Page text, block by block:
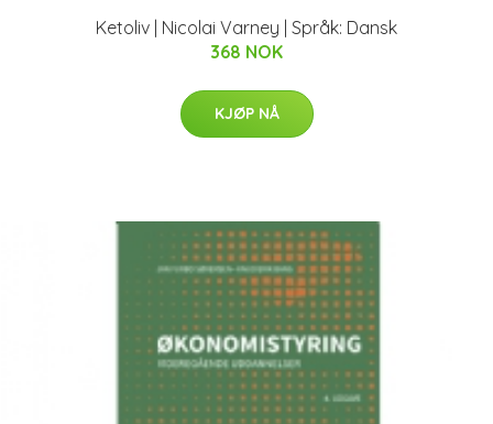
Ketoliv | Nicolai Varney | Språk: Dansk
368 NOK
KJØP NÅ